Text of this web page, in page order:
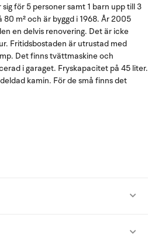
för 5 personer samt 1 barn upp till 3
m² och är byggd i 1968. År 2005
en delvis renovering. Det är icke
Fritidsbostaden är utrustad med
Det finns tvättmaskine och
i garaget. Fryskapacitet på 45 liter.
kamin. För de små finns det